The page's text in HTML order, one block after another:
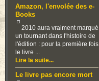
Amazon, l'envolée des e-
Books
2010 aura vraiment marqué
un tournant dans l'histoire de
l'édition : pour la première fois
le livre ...
Lire la suite...
Le livre pas encore mort